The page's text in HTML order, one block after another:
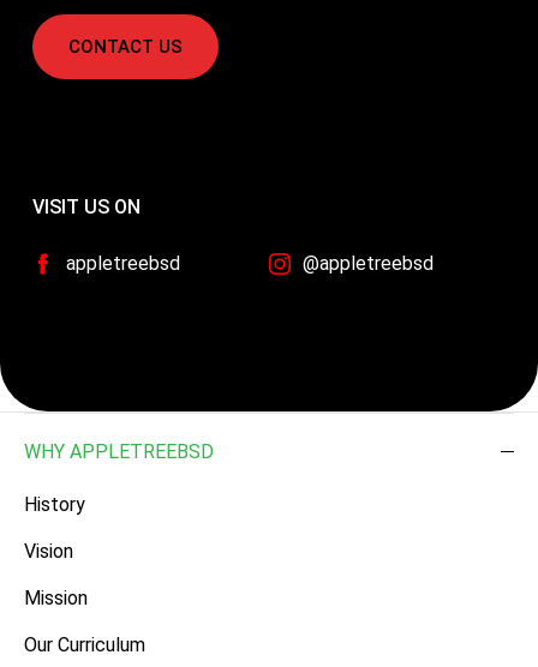
LET'S
CONNECT
VISIT US ON
appletreebsd